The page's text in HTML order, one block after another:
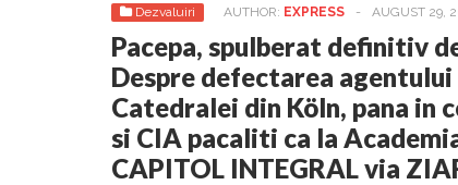
Dezvaluiri AUTHOR: EXPRESS - AUGUST 29,
Pacepa, spulberat definitiv
Despre defectarea
Catedralei din Köln, pana in
si CIA pacaliti ca la
CAPITOL INTEGRAL via